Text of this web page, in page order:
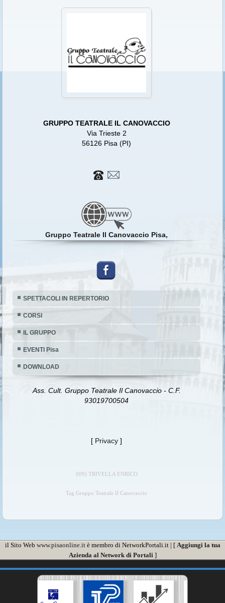
GRUPPO TEATRALE IL CANOVACCIO
Via Trieste 2
56126 Pisa (PI)
Gruppo Teatrale Il Canovaccio Pisa,
SPETTACOLI IN REPERTORIO
CORSI
IL GRUPPO
EVENTI Pisa
DOWNLOAD
Ass. Cult. Gruppo Teatrale Il Canovaccio - C.F.
93019700504
[ Privacy ]
009) TRIVELLA ENRICO
Tag Gruppo Teatrale Il Canovaccio
il Sito Web www.pisaonline.itè membro di NetworkPortali.it | [ Aggiungi la tua
Azienda al Network di Portali]